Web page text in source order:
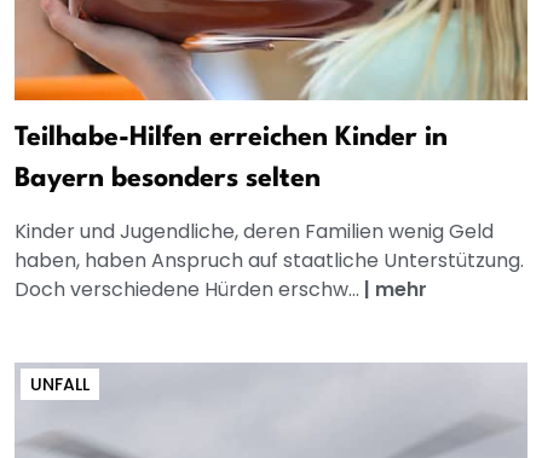
Teilhabe-Hilfen erreichen Kinder in
Bayern besonders selten
Kinder und Jugendliche, deren Familien wenig Geld
haben, haben Anspruch auf staatliche Unterstützung.
Doch verschiedene Hürden erschw... | mehr
UNFALL